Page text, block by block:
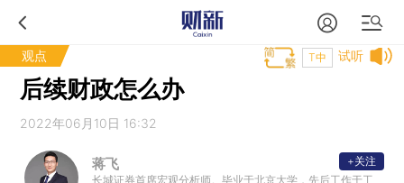
观点 试听
T中
后续财政怎么办
2022年06月10日 16:32
蒋飞
长城证券首席宏观分析师。毕业于北京大学，先后工作于工
+关注